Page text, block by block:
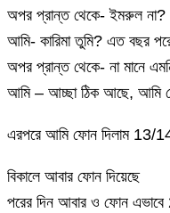
অপর প্রান্ত থেকে- ইমরুল না?
আমি- কারিমা তুমি? এত বছর
অপর প্রান্ত থেকে- না মানে
আমি – আচ্ছা ঠিক আছে, আমি
এরপরে আমি ফোন দিলাম 13/14
বিকালে আবার ফোন দিয়েছে
পরের দিন আবার ও ফোন এভাবে